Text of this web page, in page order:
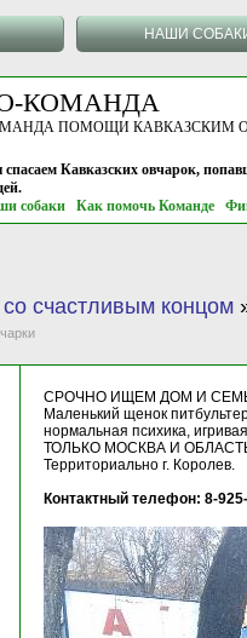
НАШИ
КОМАНДА
ПОМОЩИ КАВКАЗСКИМ
Кавказских овчарок,
собаки
Как помочь Команде
со счастливым концом
СРОЧНО ИЩЕМ ДОМ И
Маленький щенок
нормальная психика,
ТОЛЬКО МОСКВА И
Территориально г. Королев.
Контактный телефон: 8-